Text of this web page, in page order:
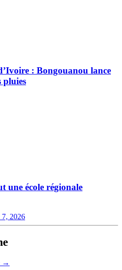
: Bongouanou lance
pluies
une école régionale
2026
→